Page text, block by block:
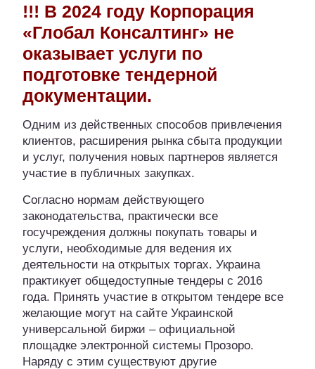
!!! В 2024 году Корпорация
«Глобал Консалтинг» не
оказывает услуги по
подготовке тендерной
документации.
Одним из действенных способов привлечения
клиентов, расширения рынка сбыта продукции
и услуг, получения новых партнеров является
участие в публичных закупках.
Согласно нормам действующего
законодательства, практически все
госучреждения должны покупать товары и
услуги, необходимые для ведения их
деятельности на открытых торгах. Украина
практикует общедоступные тендеры с 2016
года. Принять участие в открытом тендере все
желающие могут на сайте Украинской
универсальной биржи – официальной
площадке электронной системы Прозоро.
Наряду с этим существуют другие